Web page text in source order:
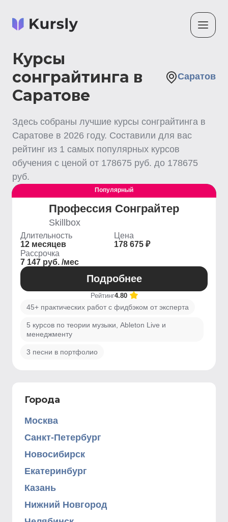
Курсы
сонграйтинга в
Саратове
Саратов
Здесь собраны лучшие курсы сонграйтинга в
Саратове в 2026 году. Составили для вас
рейтинг из 1 самых популярных курсов
обучения с ценой от 178675 руб. до 178675
руб.
Выгодный
Популярный
Профессия Сонграйтер
Skillbox
Длительность
12 месяцев
Цена
178 675 ₽
Рассрочка
7 147 руб. /мес
Подробнее
Рейтинг4.80
45+ практических работ с фидбэком от эксперта
5 курсов по теории музыки, Ableton Live и
менеджменту
3 песни в портфолио
Города
Москва
Санкт-Петербург
Новосибирск
Екатеринбург
Казань
Нижний Новгород